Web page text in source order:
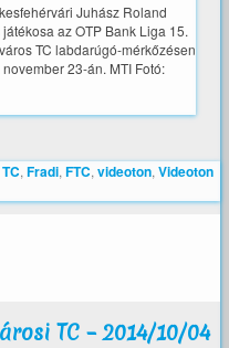
Juhász Roland
az OTP Bank Liga 15.
TC labdarúgó-mérkőzésen
23-án. MTI Fotó:
, Fradi, FTC, videoton, Videoton
TC – 2014/10/04